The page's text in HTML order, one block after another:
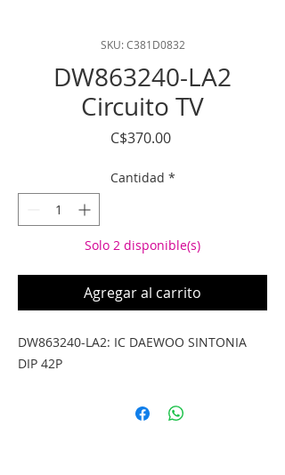
SKU: C381D0832
DW863240-LA2
Circuito TV
C$370.00Precio
Cantidad *
Solo 2 disponible(s)
Agregar al carrito
DW863240-LA2: IC DAEWOO SINTONIA
DIP 42P